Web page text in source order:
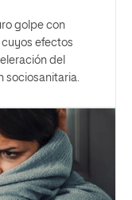
golpe con
efectos
del
sociosanitaria.